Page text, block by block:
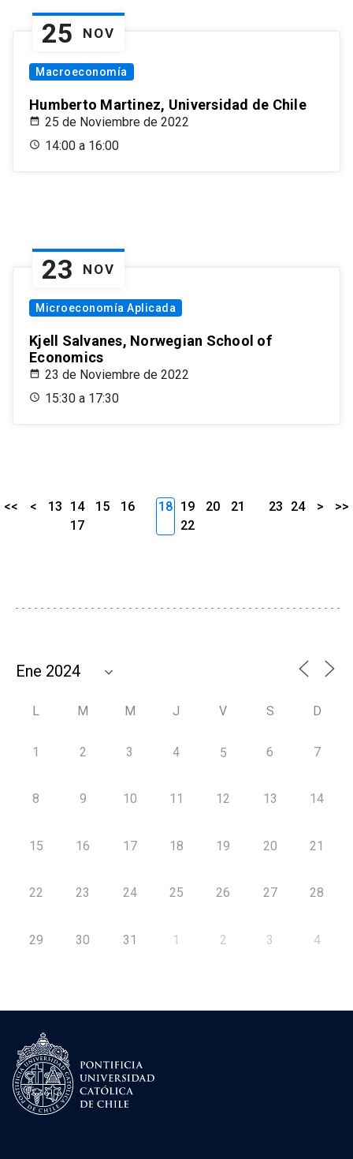
25 NOV
Macroeconomía
Humberto Martinez, Universidad de Chile
25 de Noviembre de 2022
14:00 a 16:00
23 NOV
Microeconomía Aplicada
Kjell Salvanes, Norwegian School of
Economics
23 de Noviembre de 2022
15:30 a 17:30
<< < 13 14 15
16
17
18 19 20
21
22
23 24 > >>
L M M J V S D
1 2 3 4 5 6 7
8 9 10 11 12 13 14
15 16 17 18 19 20 21
22 23 24 25 26 27 28
29 30 31 1 2 3 4